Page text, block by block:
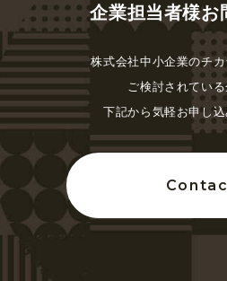
企業担当者様お
株式会社中小企業のチ
ご検討されている
下記から気軽お申し込